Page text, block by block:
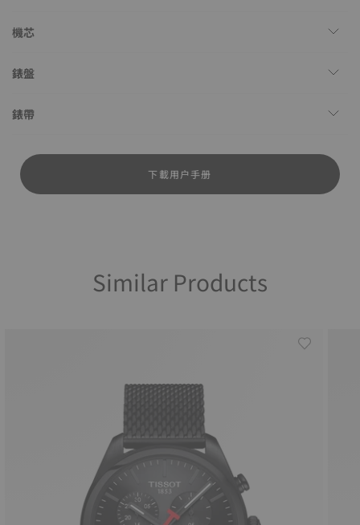
機芯
錶盤
錶帶
下載用户手册
Similar Products